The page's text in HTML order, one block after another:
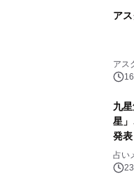
ア
アス
九
星
発表
占い